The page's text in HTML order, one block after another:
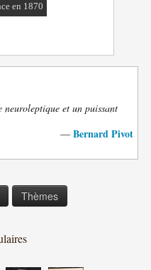
en 1870
et un puissant
— Bernard Pivot
Thèmes